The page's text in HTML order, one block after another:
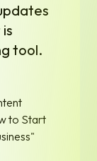
tool.
to Start